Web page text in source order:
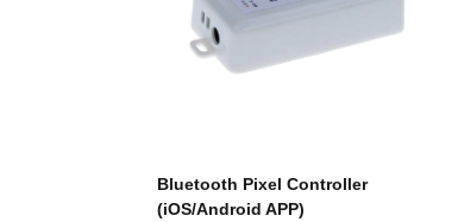
Bluetooth Pixel Controller
(iOS/Android APP)